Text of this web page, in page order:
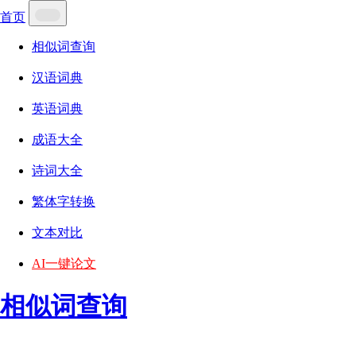
首页
相似词查询
汉语词典
英语词典
成语大全
诗词大全
繁体字转换
文本对比
AI一键论文
相似词查询